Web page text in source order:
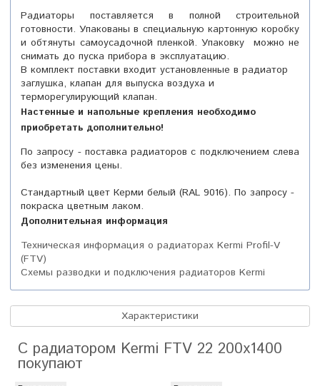
Радиаторы поставляется в полной строительной
готовности. Упакованы в специальную картонную коробку
и обтянуты самоусадочной пленкой. Упаковку можно не
снимать до пуска прибора в эксплуатацию.
В комплект поставки входит установленные в радиатор
заглушка, клапан для выпуска воздуха и
терморегулирующий клапан.
Настенные и напольные крепления необходимо
приобретать дополнительно!
По запросу - поставка радиаторов с подключением слева
без изменения цены.
Стандартный цвет Керми белый (RAL 9016). По запросу -
покраска цветным лаком.
Дополнительная информация
Техническая информация о радиаторах Kermi Profil-V
(FTV)
Схемы разводки и подключения радиаторов Kermi
Характеристики
С радиатором Kermi FTV 22 200х1400
покупают